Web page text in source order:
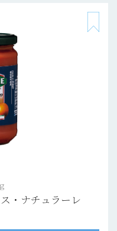
・ナチュラーレ